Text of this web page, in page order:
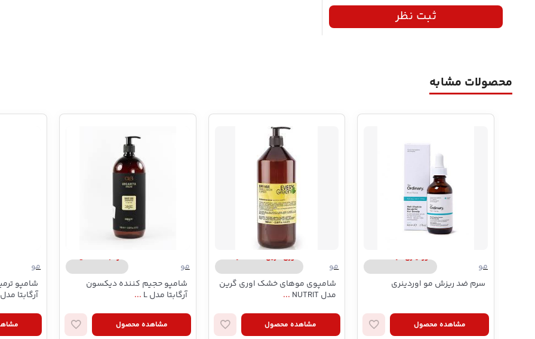
ثبت نظر
محصولات مشابه
مو
اوردینری | ordinary
سرم ضد ریزش مو اوردینری
مشاهده محصول
مو
اوری گرین | Every Green
شامپوی موهای خشک اوری گرین
مدل NUTRIT
...
مشاهده محصول
مو
ارگابتا/argabeta
شامپو حجیم کننده دیکسون
آرگابتا مدل L ...
مشاهده محصول
مو
شامپو
آرگابتا مدل